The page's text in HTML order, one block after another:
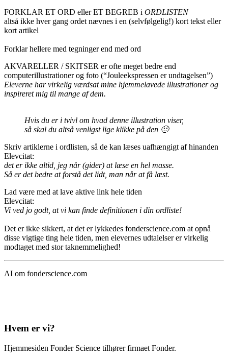
FORKLAR ET ORD eller ET BEGREB i ORDLISTEN
altså ikke hver gang ordet nævnes i en (selvfølgelig!) kort tekst eller
kort artikel
Forklar hellere med tegninger end med ord
AKVARELLER / SKITSER er ofte meget bedre end
computerillustrationer og foto (“Jouleekspressen er undtagelsen”)
Eleverne har virkelig værdsat mine hjemmelavede illustrationer og
inspireret mig til mange af dem.
Hvis du er i tvivl om hvad denne illustration viser,
så skal du altså venligst lige klikke på den 🙂
Skriv artiklerne i ordlisten, så de kan læses uafhængigt af hinanden
Elevcitat:
det er ikke altid, jeg når (gider) at læse en hel masse.
Så er det bedre at forstå det lidt, man når at få læst.
Lad være med at lave aktive link hele tiden
Elevcitat:
Vi ved jo godt, at vi kan finde definitionen i din ordliste!
Det er ikke sikkert, at det er lykkedes fonderscience.com at opnå
disse vigtige ting hele tiden, men elevernes udtalelser er virkelig
modtaget med stor taknemmelighed!
AI om fonderscience.com
Hvem er vi?
Hjemmesiden Fonder Science tilhører firmaet Fonder.